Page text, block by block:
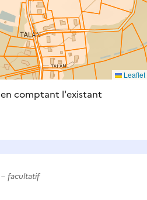
Leaflet
par le projet
comptant l'existant
– facultatif